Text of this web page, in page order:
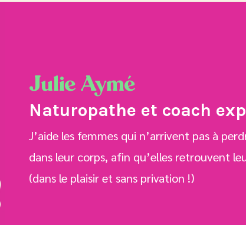
Julie Aymé
Naturopathe et coach
J’aide les femmes qui n’arrivent pas à
dans leur corps, afin qu’elles retrouvent
(dans le plaisir et sans privation !)